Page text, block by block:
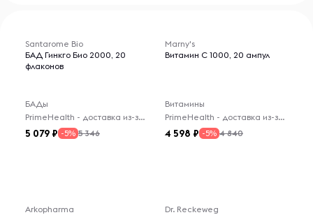
Santarome Bio
БАД Гинкго Био 2000, 20
флаконов
БАДы
PrimeHealth - доставка из-за рубежа
5 079 -5% 5 346
Marny's
Витамин C 1000, 20 ампул
Витамины
PrimeHealth - доставка из-за рубежа
4 598 -5% 4 840
Arkopharma
Dr. Reckeweg